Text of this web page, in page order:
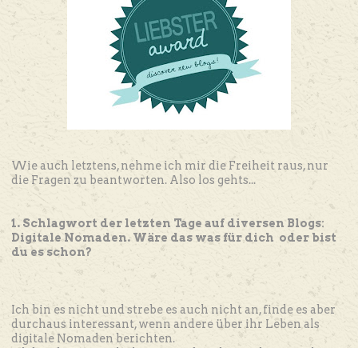
Wie auch letztens, nehme ich mir die Freiheit raus, nur
die Fragen zu beantworten. Also los gehts...
1. Schlagwort der letzten Tage auf diversen Blogs:
Digitale Nomaden. Wäre das was für dich oder bist
du es schon?
Ich bin es nicht und strebe es auch nicht an, finde es aber
durchaus interessant, wenn andere über ihr Leben als
digitale Nomaden berichten.